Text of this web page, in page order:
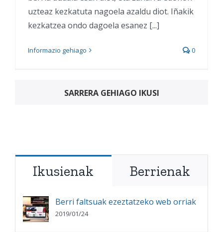
uzteaz kezkatuta nagoela azaldu diot. Iñakik
kezkatzea ondo dagoela esanez [...]
Informazio gehiago 0
SARRERA GEHIAGO IKUSI
Ikusienak Berrienak
Berri faltsuak ezeztatzeko web orriak
2019/01/24